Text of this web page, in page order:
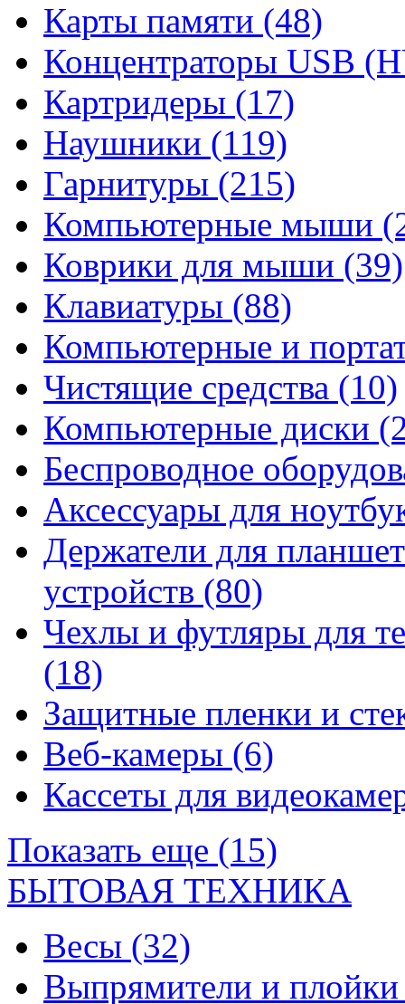
Карты памяти (48)
Концентраторы USB
Картридеры (17)
Наушники (119)
Гарнитуры (215)
Компьютерные мыши
Коврики для мыши (39)
Клавиатуры (88)
Компьютерные и
Чистящие средства (10)
Компьютерные диски
Беспроводное
Аксессуары для
Держатели для
устройств (80)
Чехлы и футляры для
(18)
Защитные пленки и
Веб-камеры (6)
Кассеты для
Показать еще (15)
БЫТОВАЯ ТЕХНИКА
Весы (32)
Выпрямители и